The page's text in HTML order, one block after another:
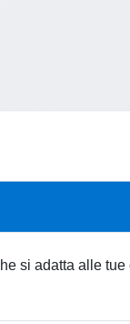
si adatta alle tue